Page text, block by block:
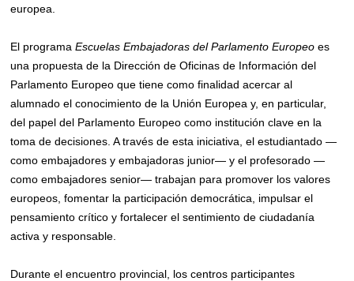
europea.
El programaEscuelas Embajadoras del Parlamento Europeo es
una propuesta de la Dirección de Oficinas de Información del
Parlamento Europeo que tiene como finalidad acercar al
alumnado el conocimiento de la Unión Europea y, en particular,
del papel del Parlamento Europeo como institución clave en la
toma de decisiones. A través de esta iniciativa, el estudiantado —
como embajadores y embajadoras junior— y el profesorado —
como embajadores senior— trabajan para promover los valores
europeos, fomentar la participación democrática, impulsar el
pensamiento crítico y fortalecer el sentimiento de ciudadanía
activa y responsable.
Durante el encuentro provincial, los centros participantes